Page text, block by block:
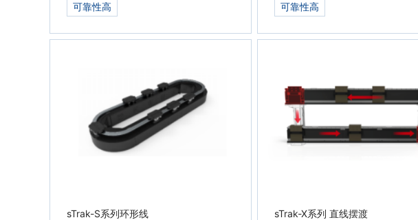
可靠性高 可靠性高
sTrak-S系列环形线 sTrak-X系列 直线摆渡